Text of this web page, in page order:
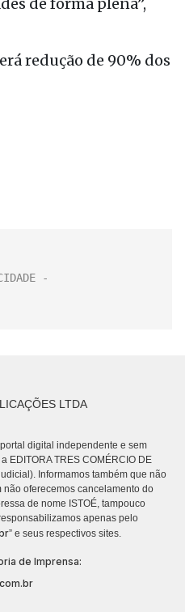
redução de 90% dos
LTDA
digital independente e sem
EDITORA TRES COMÉRCIO DE
Informamos também que não
oferecemos cancelamento do
de nome ISTOÉ, tampouco
apenas pelo
” e seus respectivos sites.
de Imprensa: